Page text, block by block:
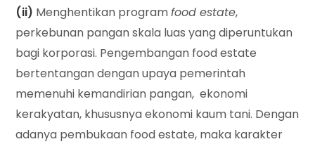
(ii) Menghentikan programfood estate,
perkebunan pangan skala luas yang diperuntukan
bagi korporasi. Pengembangan food estate
bertentangan dengan upaya pemerintah
memenuhi kemandirian pangan, ekonomi
kerakyatan, khususnya ekonomi kaum tani. Dengan
adanya pembukaan food estate, maka karakter